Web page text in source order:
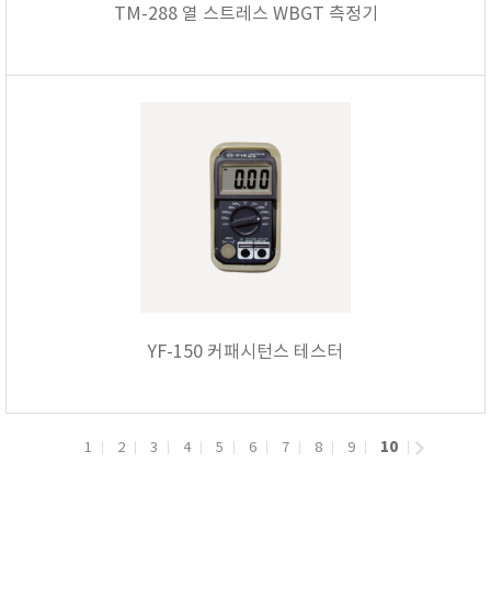
TM-288 열 스트레스 WBGT 측정기
YF-150 커패시턴스 테스터
1 2 3 4 5 6 7 8 9 10